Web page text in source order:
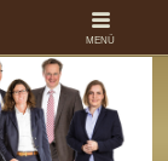
MENÜ